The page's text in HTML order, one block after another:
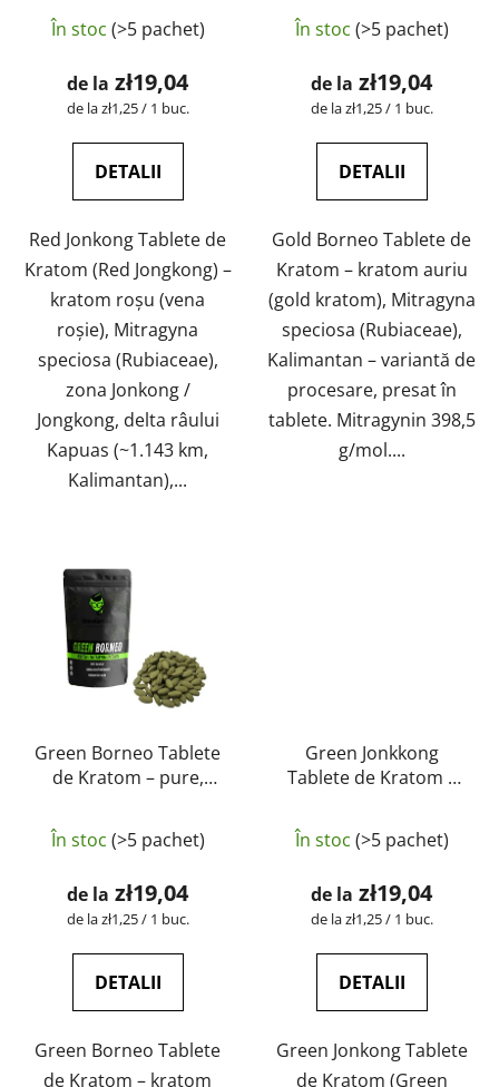
laborator | GreenGuru
În stoc (>5 pachet)
de la zł19,04
Evaluare
de la zł1,25 / 1 buc.
DETALII
Red Jonkong Tablete de
Kratom (Red Jongkong) –
kratom roșu (vena
roșie), Mitragyna
speciosa (Rubiaceae),
zona Jonkong /
Jongkong, delta râului
Kapuas (~1.143 km,
Kalimantan),...
laborator | GreenGuru
În stoc (>5 pachet)
de la zł19,04
Evaluare
de la zł1,25 / 1 buc.
DETALII
Gold Borneo Tablete de
Kratom – kratom auriu
(gold kratom), Mitragyna
speciosa (Rubiaceae),
Kalimantan – variantă de
procesare, presat în
tablete. Mitragynin 398,5
g/mol....
Green Borneo Tablete
de Kratom – pure,
laborator | GreenGuru
În stoc (>5 pachet)
de la zł19,04
Evaluare
de la zł1,25 / 1 buc.
DETALII
Green Borneo Tablete
de Kratom – kratom
Green Jonkkong
Tablete de Kratom –
în laborator |
GreenGuru
medie
a
produsului
5,0
stele.
În stoc (>5 pachet)
de la zł19,04
Evaluare
de la zł1,25 / 1 buc.
DETALII
Green Jonkong Tablete
de Kratom (Green